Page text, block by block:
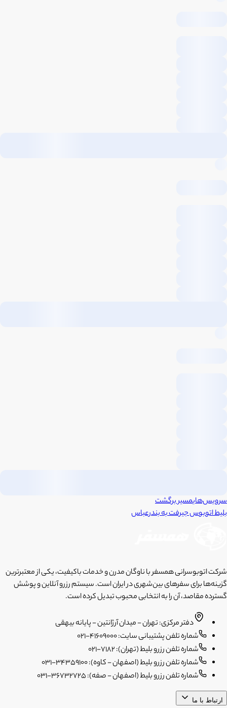
سرویس‌هایمسیر برگشت
بلیط اتوبوسجیرفتبهبندرعباس
شرکت اتوبوسرانی همسفر با ناوگان مدرن و خدمات باکیفیت، یکی از معتبرترین
گزینه‌ها برای سفرهای بین‌شهری در ایران است. سیستم رزرو آنلاین و پوشش
گسترده مقاصد، آن را به انتخابی محبوب تبدیل کرده است.
دفتر مرکزی: تهران - میدان آرژانتین - پایانه بیهقی
شماره تلفن پشتیبانی سایت: 41609000-021
شماره تلفن رزرو بلیط (تهران): 7182-021
شماره تلفن رزرو بلیط (اصفهان - کاوه): 34359100-031
شماره تلفن رزرو بلیط (اصفهان - صفه): 36732725-031
ارتباط با ما